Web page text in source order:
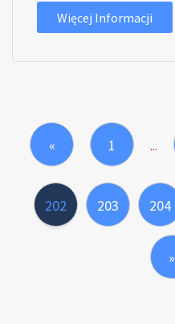
Więcej Informacji
« 1 ...
202 203 204
»